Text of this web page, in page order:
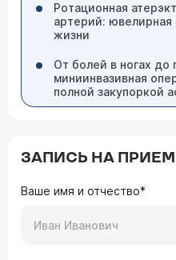
Ротационная
артерий: ювелирная
жизни
От болей в ногах до
миниинвазивная
полной закупоркой
ЗАПИСЬ НА ПРИЕМ
Ваше имя и отчество*